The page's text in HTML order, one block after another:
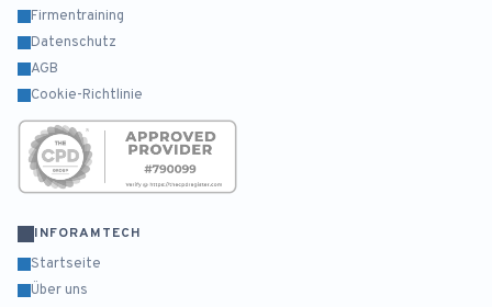
Firmentraining
Datenschutz
AGB
Cookie-Richtlinie
INFORAMTECH
Startseite
Über uns